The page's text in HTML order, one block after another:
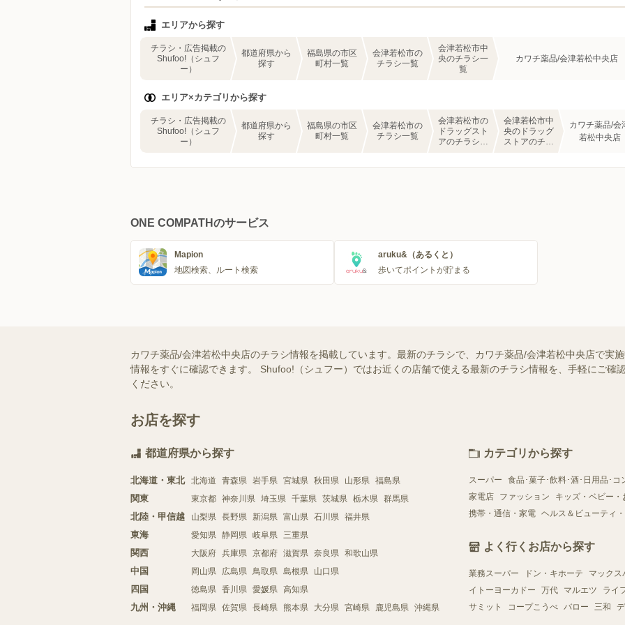
エリアから探す
チラシ・広告掲載の
Shufoo!（シュフ
ー）
都道府県から
探す
福島県の市区
町村一覧
会津若松市の
チラシ一覧
会津若松市中
央のチラシ一
覧
カワチ薬品/会津若松中央店
エリア×カテゴリから探す
チラシ・広告掲載の
Shufoo!（シュフ
ー）
都道府県から
探す
福島県の市区
町村一覧
会津若松市の
チラシ一覧
会津若松市の
ドラッグスト
アのチラシ一
会津若松市中
央のドラッグ
ストアのチラ
カワチ薬品/会
若松中央店
ONE COMPATHのサービス
Mapion
地図検索、ルート検索
aruku&（あるくと）
歩いてポイントが貯まる
カワチ薬品/会津若松中央店のチラシ情報を掲載しています。最新のチラシで、カワチ薬品/会津若松中央店で実
情報をすぐに確認できます。 Shufoo!（シュフー）ではお近くの店舗で使える最新のチラシ情報を、手軽にご確
ください。
お店を探す
都道府県から探す
北海道・東北 北海道 青森県 岩手県 宮城県 秋田県 山形県 福島県
関東 東京都 神奈川県 埼玉県 千葉県 茨城県 栃木県 群馬県
北陸・甲信越 山梨県 長野県 新潟県 富山県 石川県 福井県
東海 愛知県 静岡県 岐阜県 三重県
関西 大阪府 兵庫県 京都府 滋賀県 奈良県 和歌山県
中国 岡山県 広島県 鳥取県 島根県 山口県
四国 徳島県 香川県 愛媛県 高知県
九州・沖縄 福岡県 佐賀県 長崎県 熊本県 大分県 宮崎県 鹿児島県 沖縄県
カテゴリから探す
スーパー
食品･菓子･飲料･酒･日用品･コ
家電店
ファッション
キッズ・ベビー・
携帯・通信・家電 ヘルス＆ビューティ
よく行くお店から探す
業務スーパー ドン・キホーテ
マックス
イトーヨーカドー
万代 マルエツ
ライ
サミット
コープこうべ バロー 三和